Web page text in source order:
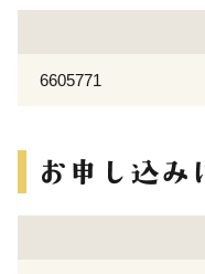
6605771